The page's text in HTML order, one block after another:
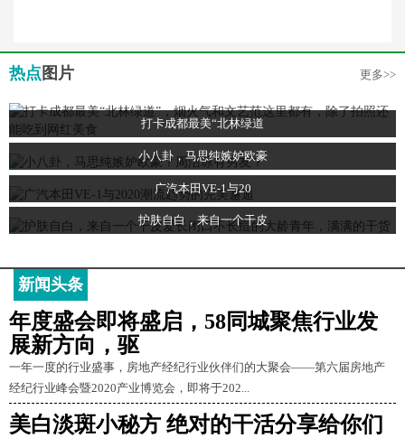
热点 图片 更多>>
打卡成都最美“北林绿道
小八卦，马思纯嫉妒欧豪
广汽本田VE-1与20
护肤自白，来自一个干皮
新闻头条
年度盛会即将盛启，58同城聚焦行业发
展新方向，驱
一年一度的行业盛事，房地产经纪行业伙伴们的大聚会——第六届房地产
经纪行业峰会暨2020产业博览会，即将于202...
美白淡斑小秘方 绝对的干活分享给你们